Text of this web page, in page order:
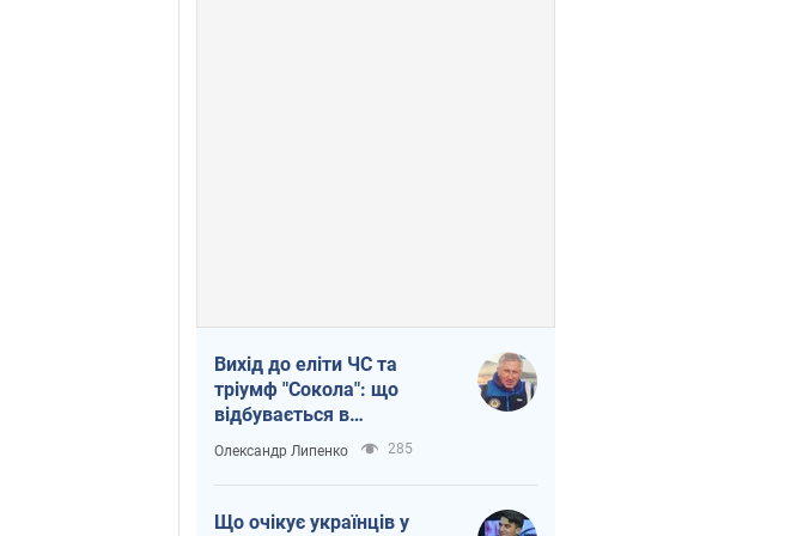
Вихід до еліти ЧС та
тріумф "Сокола": що
відбувається в
українському хокеї
Олександр Липенко 285
Що очікує українців у